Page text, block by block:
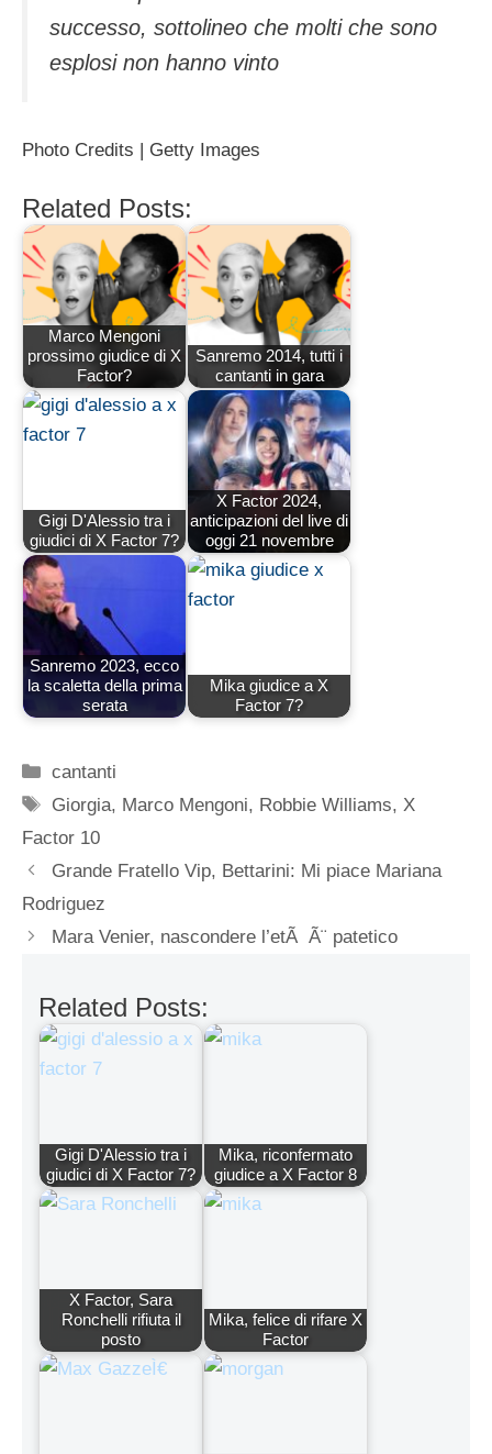
successo, sottolineo che molti che sono
esplosi non hanno vinto
Photo Credits | Getty Images
Related Posts:
Marco Mengoni
prossimo giudice di X
Factor?
Sanremo 2014, tutti i
cantanti in gara
Gigi D'Alessio tra i
giudici di X Factor 7?
X Factor 2024,
anticipazioni del live di
oggi 21 novembre
Sanremo 2023, ecco
la scaletta della prima
serata
Mika giudice a X
Factor 7?
Categorie
cantanti
Tag
Giorgia, Marco Mengoni, Robbie Williams,X
Factor 10
Grande Fratello Vip, Bettarini: Mi piace Mariana
Rodriguez
Mara Venier, nascondere l’etÃ Ã¨ patetico
Related Posts:
Gigi D'Alessio tra i
giudici di X Factor 7?
Mika, riconfermato
giudice a X Factor 8
X Factor, Sara
Ronchelli rifiuta il
posto
Mika, felice di rifare X
Factor